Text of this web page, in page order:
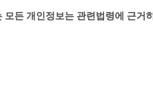
든 개인정보는 관련법령에 근거